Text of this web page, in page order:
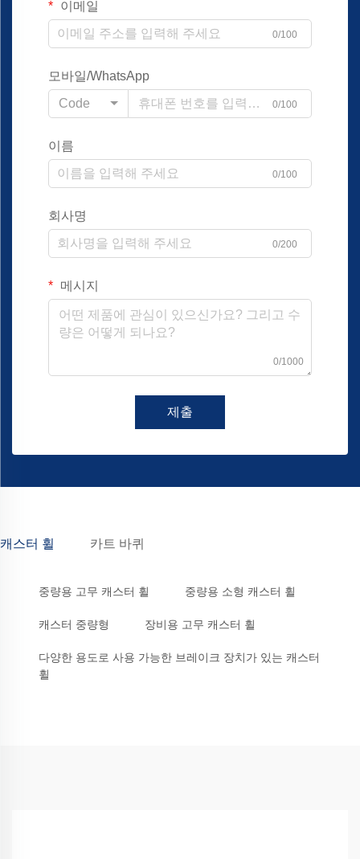
이메일
0/100
모바일/WhatsApp
Code
0/100
이름
0/100
회사명
0/200
메시지
0/1000
제출
캐스터 휠 카트 바퀴
중량용 고무 캐스터 휠 중량용 소형 캐스터 휠
캐스터 중량형 장비용 고무 캐스터 휠
다양한 용도로 사용 가능한 브레이크 장치가 있는 캐스터
휠